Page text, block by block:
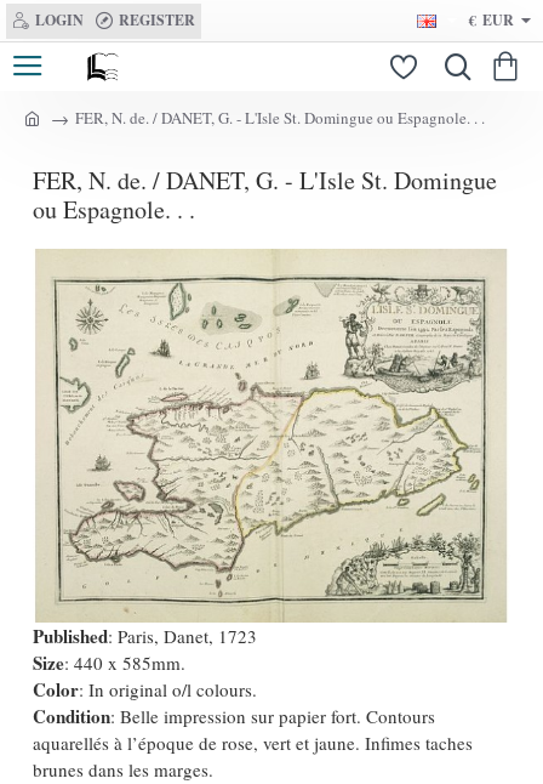
LOGIN REGISTER € EUR
m
FER, N. de. / DANET, G. - L'Isle St. Domingue ou Espagnole. . .
FER, N. de. / DANET, G. - L'Isle St. Domingue
ou Espagnole. . .
Published: Paris, Danet, 1723
Size: 440 x 585mm.
Color: In original o/l colours.
Condition: Belle impression sur papier fort. Contours
aquarellés à l’époque de rose, vert et jaune. Infimes taches
brunes dans les marges.